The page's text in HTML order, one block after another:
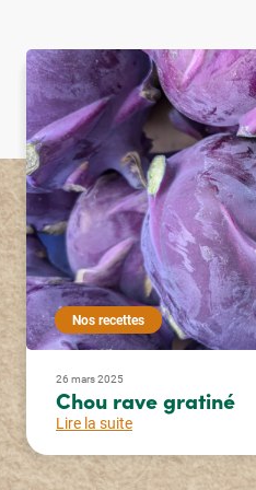
Nos recettes
26 mars 2025
Chou rave gratiné
Lire la suite